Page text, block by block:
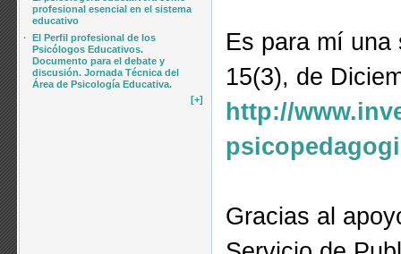
profesional esencial en el sistema
educativo
· El Perfil profesional de los
Psicólogos Educativos.
Documento para el debate y
discusión. Jornada Técnica del
Área de Psicología Educativa.
[+]
Es para mí una
15(3), de
http://
Gracias al